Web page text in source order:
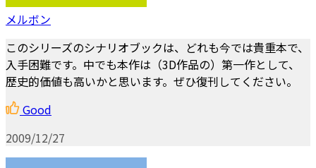
メルボン
このシリーズのシナリオブックは、どれも今では貴重本で、
入手困難です。中でも本作は（3D作品の）第一作として、
歴史的価値も高いかと思います。ぜひ復刊してください。
Good
2009/12/27